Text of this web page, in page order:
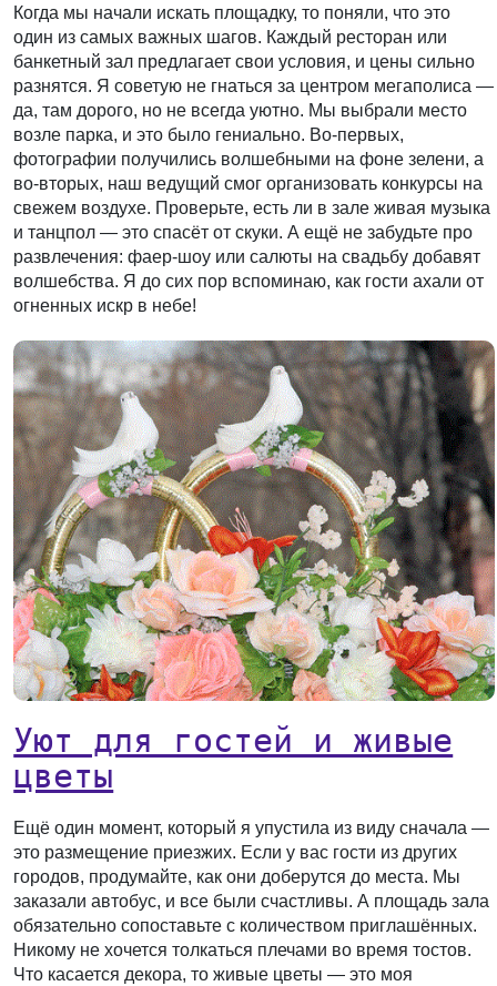
Когда мы начали искать площадку, то поняли, что это
один из самых важных шагов. Каждый ресторан или
банкетный зал предлагает свои условия, и цены сильно
разнятся. Я советую не гнаться за центром мегаполиса —
да, там дорого, но не всегда уютно. Мы выбрали место
возле парка, и это было гениально. Во-первых,
фотографии получились волшебными на фоне зелени, а
во-вторых, наш ведущий смог организовать конкурсы на
свежем воздухе. Проверьте, есть ли в зале живая музыка
и танцпол — это спасёт от скуки. А ещё не забудьте про
развлечения: фаер-шоу или салюты на свадьбу добавят
волшебства. Я до сих пор вспоминаю, как гости ахали от
огненных искр в небе!
Уют для гостей и живые
цветы
Ещё один момент, который я упустила из виду сначала —
это размещение приезжих. Если у вас гости из других
городов, продумайте, как они доберутся до места. Мы
заказали автобус, и все были счастливы. А площадь зала
обязательно сопоставьте с количеством приглашённых.
Никому не хочется толкаться плечами во время тостов.
Что касается декора, то живые цветы — это моя